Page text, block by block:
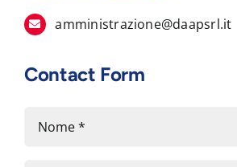
amministrazione@daapsrl.it
Contact Form